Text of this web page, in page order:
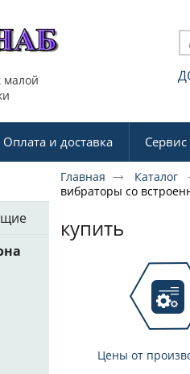
Оплата и доставка
Главная
Каталог
вибраторы со
купить
Цены от